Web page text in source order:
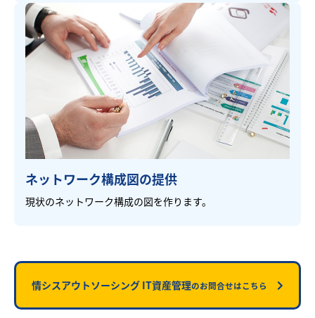
ネットワーク構成図の提供
現状のネットワーク構成の図を作ります。
情シスアウトソーシング IT資産管理のお問合せはこちら